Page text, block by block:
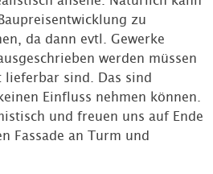
zu
da dann evtl. Gewerke
werden müssen
sind. Das sind
Einfluss nehmen können.
und freuen uns auf Ende
Fassade an Turm und